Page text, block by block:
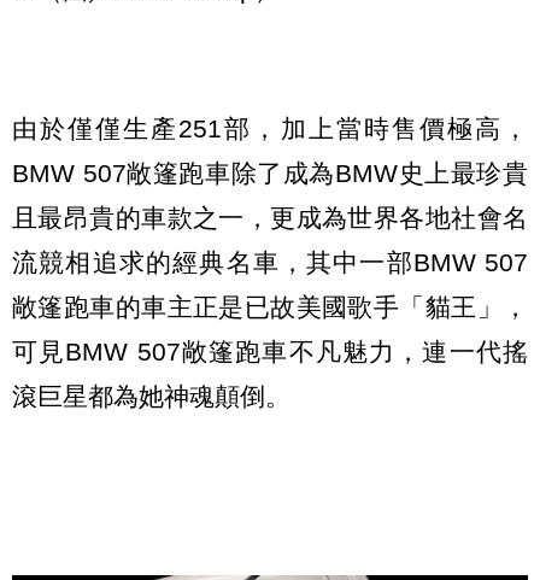
由於僅僅生產251部，加上當時售價極高，
BMW 507敞篷跑車除了成為BMW史上最珍貴
且最昂貴的車款之一，更成為世界各地社會名
流競相追求的經典名車，其中一部BMW 507
敞篷跑車的車主正是已故美國歌手「貓王」，
可見BMW 507敞篷跑車不凡魅力，連一代搖
滾巨星都為她神魂顛倒。